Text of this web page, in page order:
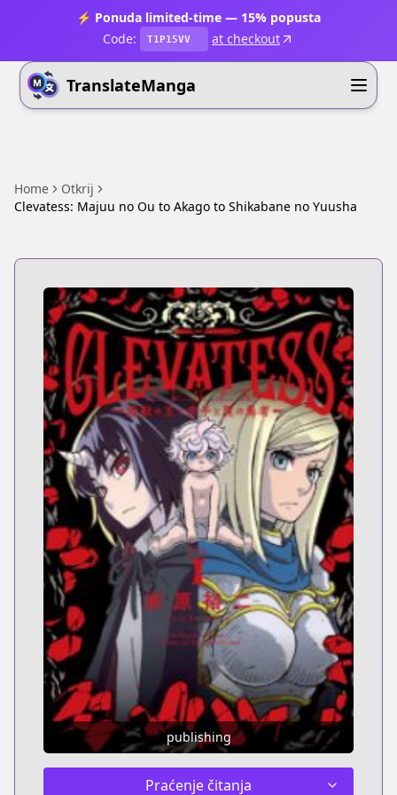
⚡ Ponuda limited-time — 15% popusta
Code:
T1P15VV at checkout
TranslateManga
Home
Otkrij
Clevatess: Majuu no Ou to Akago to Shikabane no Yuusha
publishing
Praćenje čitanja